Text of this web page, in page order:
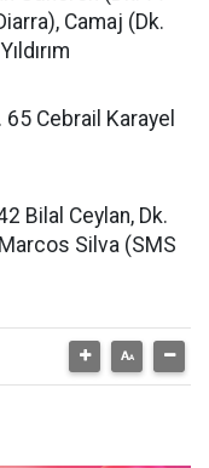
Camaj (Dk.
65 Cebrail Karayel
Bilal Ceylan, Dk.
Silva (SMS